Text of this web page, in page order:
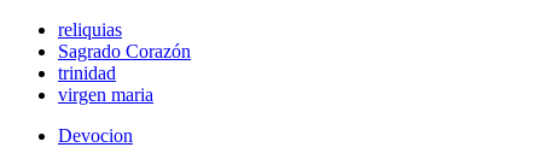
reliquias
Sagrado Corazón
trinidad
virgen maria
Devocion